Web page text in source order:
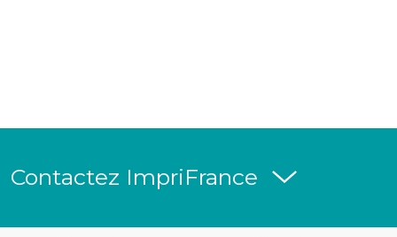
Contactez ImpriFrance